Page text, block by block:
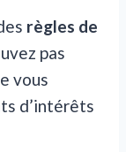
règles de
pas
vous
d’intérêts